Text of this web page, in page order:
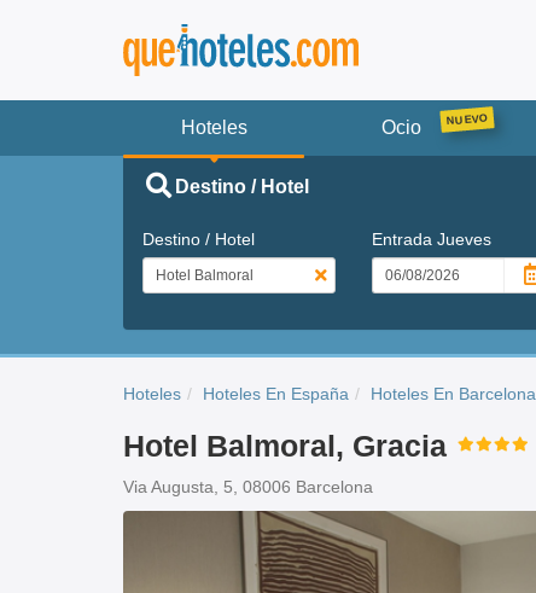
Hoteles Ocio
Destino / Hotel
Destino / Hotel Entrada Jueves
Hoteles Hoteles En España Hoteles En Barcelona
Hotel Balmoral, Gracia
Via Augusta, 5, 08006 Barcelona